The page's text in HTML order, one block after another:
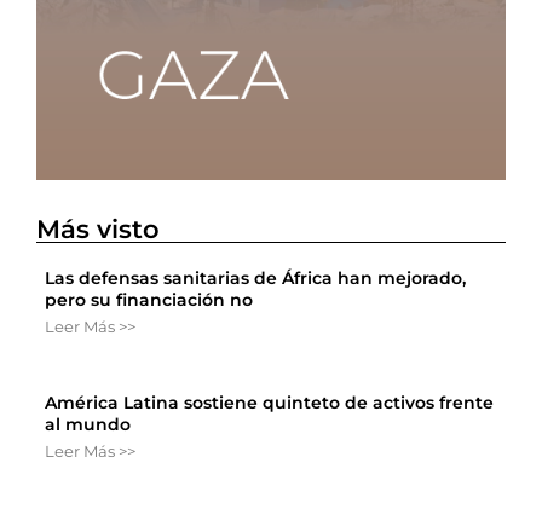
Más visto
Las defensas sanitarias de África han mejorado,
pero su financiación no
Leer Más >>
América Latina sostiene quinteto de activos frente
al mundo
Leer Más >>